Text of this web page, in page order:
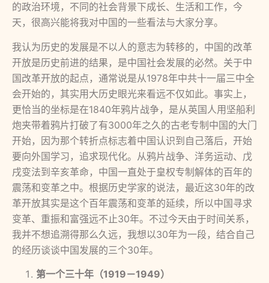
的政治环境，不同的社会背景下成长、生活和工作，今
天，很高兴能将我对中国的一些看法与大家分享。
我认为历史的发展是不以人的意志为转移的，中国的改革
开放是历史前进的结果，是中国社会发展的必然。关于中
国改革开放的起点，通常说是从1978年中共十一届三中全
会开始的，其实用大历史眼光来看远不仅如此。事实上，
更恰当的坐标是在1840年鸦片战争，是从英国人用坚船利
炮夹带着鸦片打破了有3000年之久的古老专制中国的大门
开始，因为那个转折点标志着中国认识到自己落后，开始
要向外国学习，追求现代化。从鸦片战争、洋务运动、戊
戌变法到辛亥革命，中国一直处于皇权专制解体的百年的
震荡和变革之中。根据历史学家的说法，最近这30年的改
革开放其实是这个百年震荡和变革的延续，所以中国寻求
变革、重振和富强远不止30年。不过今天由于时间关系，
我并不想追溯得那么久远，我想以30年为一段，结合自己
的经历谈谈中国发展的三个30年。
第一个三十年（1919－1949）